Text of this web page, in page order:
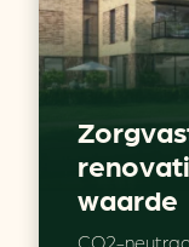
waarde
CO2-